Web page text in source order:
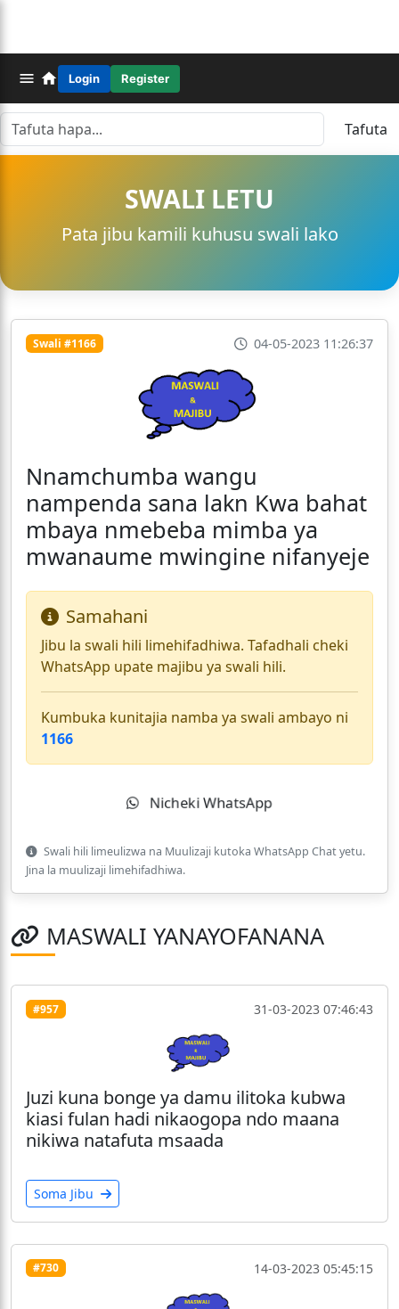
Login Register
Tafuta
SWALI LETU
Pata jibu kamili kuhusu swali lako
Swali #1166 04-05-2023 11:26:37
Nnamchumba wangu
nampenda sana lakn Kwa bahat
mbaya nmebeba mimba ya
mwanaume mwingine nifanyeje
Samahani
Jibu la swali hili limehifadhiwa. Tafadhali cheki
WhatsApp upate majibu ya swali hili.
Kumbuka kunitajia namba ya swali ambayo ni
1166
Nicheki WhatsApp
Swali hili limeulizwa na Muulizaji kutoka WhatsApp Chat yetu.
Jina la muulizaji limehifadhiwa.
MASWALI YANAYOFANANA
#957 31-03-2023 07:46:43
Juzi kuna bonge ya damu ilitoka kubwa
kiasi fulan hadi nikaogopa ndo maana
nikiwa natafuta msaada
Soma Jibu
#730 14-03-2023 05:45:15